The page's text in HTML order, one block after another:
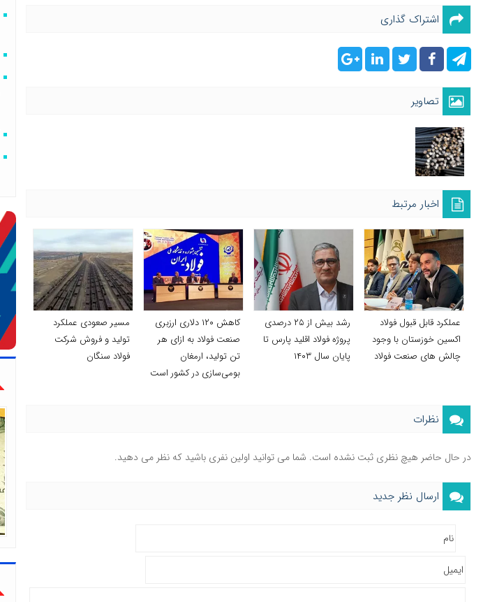
اشتراک گذاری
تصاویر
اخبار مرتبط
عملکرد قابل قبول فولاد
اکسین خوزستان با وجود
چالش های صنعت فولاد
رشد بیش از ۲۵ درصدی
پروژه فولاد اقلید پارس تا
پایان سال ۱۴۰۳
کاهش ۱۲۰ دلاری ارزبری
صنعت فولاد به ازای هر
تن تولید، ارمغان
بومی‌سازی در کشور است
مسیر صعودی عملکرد
تولید و فروش شرکت
فولاد سنگان
نظرات
در حال حاضر هیچ نظری ثبت نشده است. شما می توانید اولین نفری باشید که نظر می دهید.
ارسال نظر جدید